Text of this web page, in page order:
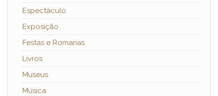
Espectáculo
Exposição
Festas e Romarias
Livros
Museus
Música